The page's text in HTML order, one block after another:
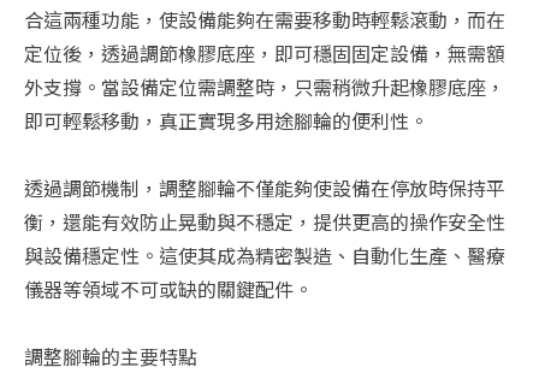
合這兩種功能，使設備能夠在需要移動時輕鬆滾動，而在
定位後，透過調節橡膠底座，即可穩固固定設備，無需額
外支撐。當設備定位需調整時，只需稍微升起橡膠底座，
即可輕鬆移動，真正實現多用途腳輪的便利性。
透過調節機制，調整腳輪不僅能夠使設備在停放時保持平
衡，還能有效防止晃動與不穩定，提供更高的操作安全性
與設備穩定性。這使其成為精密製造、自動化生產、醫療
儀器等領域不可或缺的關鍵配件。
調整腳輪的主要特點